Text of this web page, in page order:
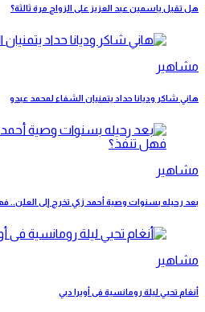
هل تقبل ياسمين عبد العزيز على الزواج مرة ثالثة؟
مشاهير
هاني شاكر وديانا حداد يتمنيان الشفاء لمحمد عبدو
مشاهير
بعد رحيله بسنوات وصية أحمد زكي تخرج إلى العلن..
مشاهير
أنغام تحيي ليلة رومانسية فى أوبرا دبي